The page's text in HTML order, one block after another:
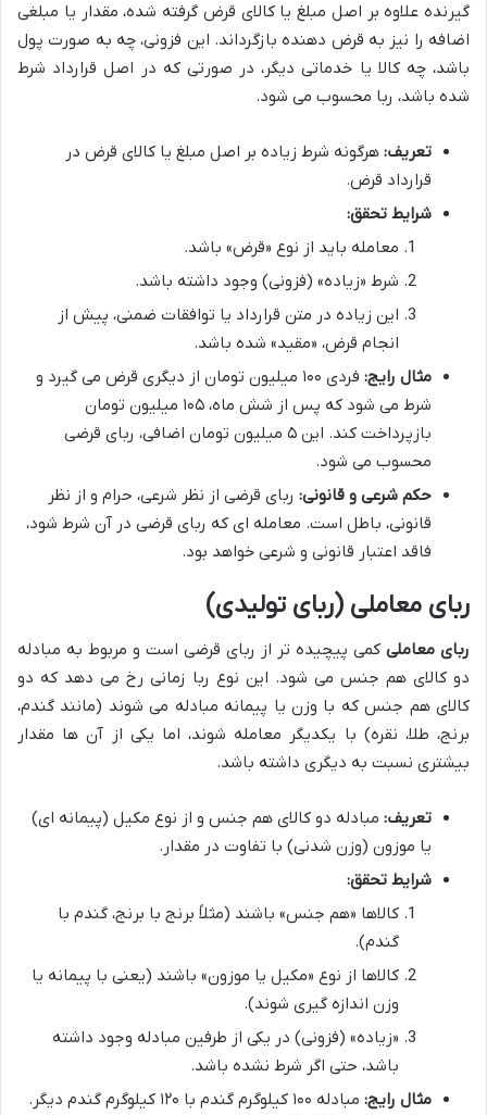
گیرنده علاوه بر اصل مبلغ یا کالای قرض گرفته شده، مقدار یا مبلغی
اضافه را نیز به قرض دهنده بازگرداند. این فزونی، چه به صورت پول
باشد، چه کالا یا خدماتی دیگر، در صورتی که در اصل قرارداد شرط
شده باشد، ربا محسوب می شود.
تعریف: هرگونه شرط زیاده بر اصل مبلغ یا کالای قرض در
قرارداد قرض.
شرایط تحقق:
معامله باید از نوع «قرض» باشد.
شرط «زیاده» (فزونی) وجود داشته باشد.
این زیاده در متن قرارداد یا توافقات ضمنی، پیش از
انجام قرض، «مقید» شده باشد.
مثال رایج:
فردی ۱۰۰ میلیون تومان از دیگری قرض می گیرد و
شرط می شود که پس از شش ماه، ۱۰۵ میلیون تومان
بازپرداخت کند. این ۵ میلیون تومان اضافی، ربای قرضی
محسوب می شود.
حکم شرعی و قانونی: ربای قرضی از نظر شرعی، حرام و از نظر
قانونی، باطل است. معامله ای که ربای قرضی در آن شرط شود،
فاقد اعتبار قانونی و شرعی خواهد بود.
ربای معاملی (ربای تولیدی)
ربای معاملی کمی پیچیده تر از ربای قرضی است و مربوط به مبادله
دو کالای هم جنس می شود. این نوع ربا زمانی رخ می دهد که دو
کالای هم جنس که با وزن یا پیمانه مبادله می شوند (مانند گندم،
برنج، طلا، نقره) با یکدیگر معامله شوند، اما یکی از آن ها مقدار
بیشتری نسبت به دیگری داشته باشد.
تعریف: مبادله دو کالای هم جنس و از نوع مکیل (پیمانه ای)
یا موزون (وزن شدنی) با تفاوت در مقدار.
شرایط تحقق:
کالاها «هم جنس» باشند (مثلاً برنج با برنج، گندم با
گندم).
کالاها از نوع «مکیل یا موزون» باشند (یعنی با پیمانه یا
وزن اندازه گیری شوند).
«زیاده» (فزونی) در یکی از طرفین مبادله وجود داشته
باشد، حتی اگر شرط نشده باشد.
مثال رایج:
مبادله ۱۰۰ کیلوگرم گندم با ۱۲۰ کیلوگرم گندم دیگر.